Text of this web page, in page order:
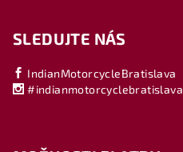
SLEDUJTE NÁS
IndianMotorcycleBratislava
#indianmotorcyclebratislava